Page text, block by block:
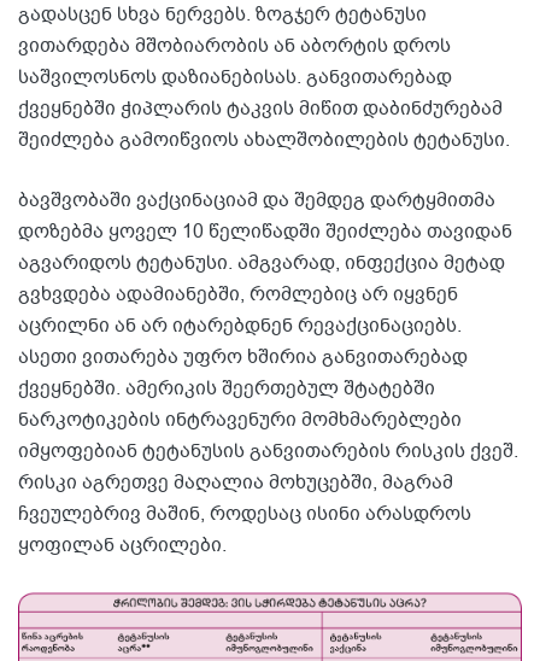
გადასცენ სხვა ნერვებს. ზოგჯერ ტეტანუსი
ვითარდება მშობიარობის ან აბორტის დროს
საშვილოსნოს დაზიანებისას. განვითარებად
ქვეყნებში ჭიპლარის ტაკვის მიწით დაბინძურებამ
შეიძლება გამოიწვიოს ახალშობილების ტეტანუსი.
ბავშვობაში ვაქცინაციამ და შემდეგ დარტყმითმა
დოზებმა ყოველ 10 წელიწადში შეიძლება თავიდან
აგვარიდოს ტეტანუსი. ამგვარად, ინფექცია მეტად
გვხვდება ადამიანებში, რომლებიც არ იყვნენ
აცრილნი ან არ იტარებდნენ რევაქცინაციებს.
ასეთი ვითარება უფრო ხშირია განვითარებად
ქვეყნებში. ამერიკის შეერთებულ შტატებში
ნარკოტიკების ინტრავენური მომხმარებლები
იმყოფებიან ტეტანუსის განვითარების რისკის ქვეშ.
რისკი აგრეთვე მაღალია მოხუცებში, მაგრამ
ჩვეულებრივ მაშინ, როდესაც ისინი არასდროს
ყოფილან აცრილები.